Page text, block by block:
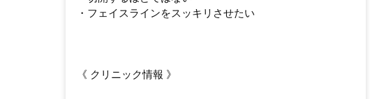
・フェイスラインをスッキリさせたい
《 クリニック情報 》